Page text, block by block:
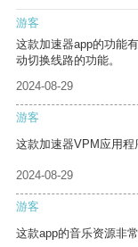
游客
这款加速器app的功能
动切换线路的功能。
2024-08-29
游客
这款加速器VPM应用程
2024-08-29
游客
这款app的音乐资源非